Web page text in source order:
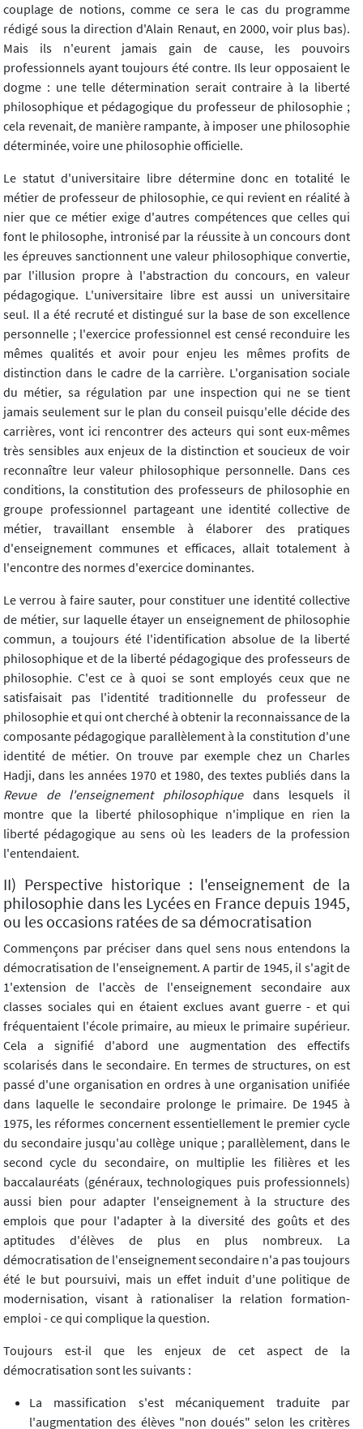
couplage de notions, comme ce sera le cas du programme
rédigé sous la direction d'Alain Renaut, en 2000, voir plus bas).
Mais ils n'eurent jamais gain de cause, les pouvoirs
professionnels ayant toujours été contre. Ils leur opposaient le
dogme : une telle détermination serait contraire à la liberté
philosophique et pédagogique du professeur de philosophie ;
cela revenait, de manière rampante, à imposer une philosophie
déterminée, voire une philosophie officielle.
Le statut d'universitaire libre détermine donc en totalité le
métier de professeur de philosophie, ce qui revient en réalité à
nier que ce métier exige d'autres compétences que celles qui
font le philosophe, intronisé par la réussite à un concours dont
les épreuves sanctionnent une valeur philosophique convertie,
par l'illusion propre à l'abstraction du concours, en valeur
pédagogique. L'universitaire libre est aussi un universitaire
seul. Il a été recruté et distingué sur la base de son excellence
personnelle ; l'exercice professionnel est censé reconduire les
mêmes qualités et avoir pour enjeu les mêmes profits de
distinction dans le cadre de la carrière. L'organisation sociale
du métier, sa régulation par une inspection qui ne se tient
jamais seulement sur le plan du conseil puisqu'elle décide des
carrières, vont ici rencontrer des acteurs qui sont eux-mêmes
très sensibles aux enjeux de la distinction et soucieux de voir
reconnaître leur valeur philosophique personnelle. Dans ces
conditions, la constitution des professeurs de philosophie en
groupe professionnel partageant une identité collective de
métier, travaillant ensemble à élaborer des pratiques
d'enseignement communes et efficaces, allait totalement à
l'encontre des normes d'exercice dominantes.
Le verrou à faire sauter, pour constituer une identité collective
de métier, sur laquelle étayer un enseignement de philosophie
commun, a toujours été l'identification absolue de la liberté
philosophique et de la liberté pédagogique des professeurs de
philosophie. C'est ce à quoi se sont employés ceux que ne
satisfaisait pas l'identité traditionnelle du professeur de
philosophie et qui ont cherché à obtenir la reconnaissance de la
composante pédagogique parallèlement à la constitution d'une
identité de métier. On trouve par exemple chez un Charles
Hadji, dans les années 1970 et 1980, des textes publiés dans la
Revue de l'enseignement philosophique dans lesquels il
montre que la liberté philosophique n'implique en rien la
liberté pédagogique au sens où les leaders de la profession
l'entendaient.
II) Perspective historique : l'enseignement de la
philosophie dans les Lycées en France depuis 1945,
ou les occasions ratées de sa démocratisation
Commençons par préciser dans quel sens nous entendons la
démocratisation de l'enseignement. A partir de 1945, il s'agit de
1'extension de l'accès de l'enseignement secondaire aux
classes sociales qui en étaient exclues avant guerre - et qui
fréquentaient l'école primaire, au mieux le primaire supérieur.
Cela a signifié d'abord une augmentation des effectifs
scolarisés dans le secondaire. En termes de structures, on est
passé d'une organisation en ordres à une organisation unifiée
dans laquelle le secondaire prolonge le primaire. De 1945 à
1975, les réformes concernent essentiellement le premier cycle
du secondaire jusqu'au collège unique ; parallèlement, dans le
second cycle du secondaire, on multiplie les filières et les
baccalauréats (généraux, technologiques puis professionnels)
aussi bien pour adapter l'enseignement à la structure des
emplois que pour l'adapter à la diversité des goûts et des
aptitudes d'élèves de plus en plus nombreux. La
démocratisation de l'enseignement secondaire n'a pas toujours
été le but poursuivi, mais un effet induit d'une politique de
modernisation, visant à rationaliser la relation formation-
emploi - ce qui complique la question.
Toujours est-il que les enjeux de cet aspect de la
démocratisation sont les suivants :
La massification s'est mécaniquement traduite par
l'augmentation des élèves "non doués" selon les critères